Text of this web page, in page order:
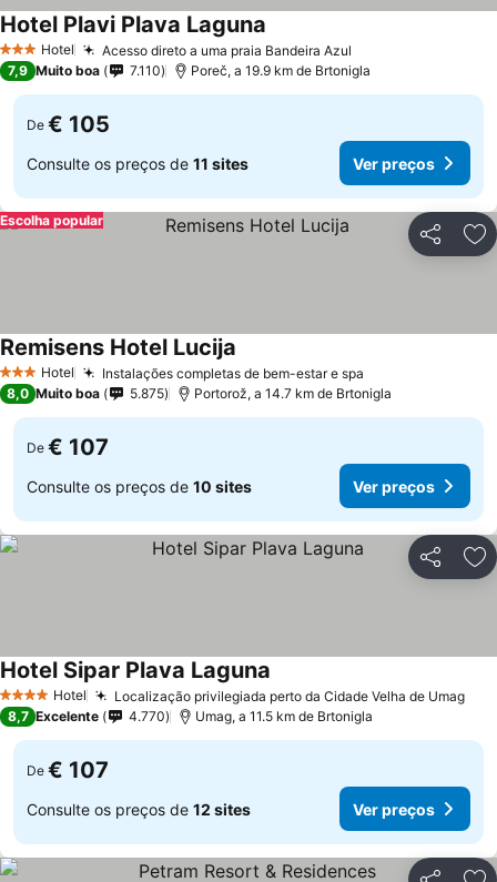
3 EstrelasHotel Acesso direto a uma praia Bandeira Azul
Hotel Plavi Plava Laguna
7,9 Muito boa 7.110 Poreč, a 19.9 km de Brtonigla
De € 105
Consulte os preços de 11 sites Ver preços
Partilhar
Escolha popular
3 EstrelasHotel Instalações completas de bem-estar e spa
Remisens Hotel Lucija
8,0 Muito boa 5.875 Portorož, a 14.7 km de Brtonigla
De € 107
Consulte os preços de 10 sites Ver preços
Partilhar
4 EstrelasHotel Localização privilegiada perto da Cidade Velha de Umag
Hotel Sipar Plava Laguna
8,7 Excelente 4.770 Umag, a 11.5 km de Brtonigla
De € 107
Consulte os preços de 12 sites Ver preços